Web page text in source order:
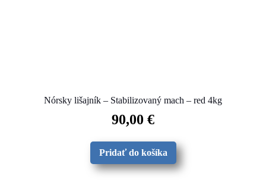
Nórsky lišajník – Stabilizovaný mach – red 4kg
90,00 €
Pridať do košíka